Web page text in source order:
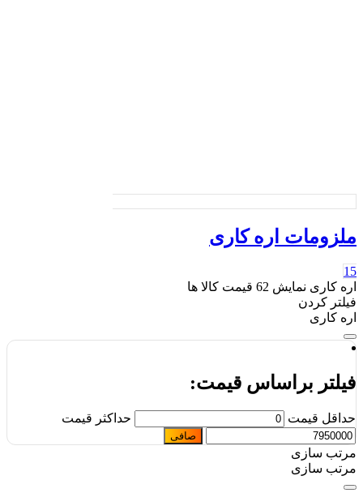
اره کاری
کاری نمایش 62 قیمت کالا ها
کردن
کاری
براساس قیمت:
قیمت حداكثر قيمت
صافی
سازی
سازی